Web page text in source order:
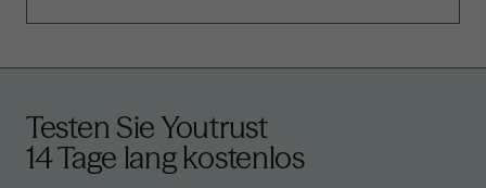
Testen Sie Youtrust
14 Tage lang kostenlos